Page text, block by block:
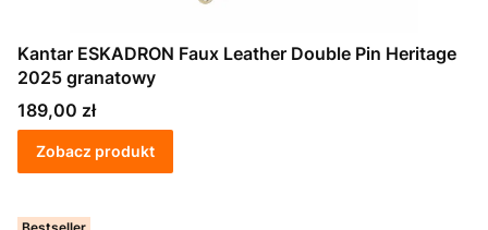
Kantar ESKADRON Faux Leather Double Pin Heritage
2025 granatowy
Cena
189,00 zł
Zobacz produkt